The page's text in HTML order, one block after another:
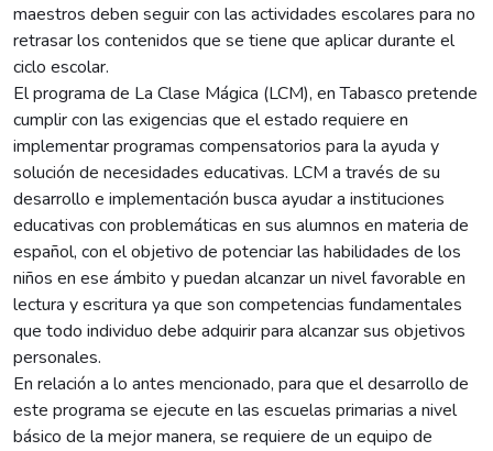
maestros deben seguir con las actividades escolares para no
retrasar los contenidos que se tiene que aplicar durante el
ciclo escolar.
El programa de La Clase Mágica (LCM), en Tabasco pretende
cumplir con las exigencias que el estado requiere en
implementar programas compensatorios para la ayuda y
solución de necesidades educativas. LCM a través de su
desarrollo e implementación busca ayudar a instituciones
educativas con problemáticas en sus alumnos en materia de
español, con el objetivo de potenciar las habilidades de los
niños en ese ámbito y puedan alcanzar un nivel favorable en
lectura y escritura ya que son competencias fundamentales
que todo individuo debe adquirir para alcanzar sus objetivos
personales.
En relación a lo antes mencionado, para que el desarrollo de
este programa se ejecute en las escuelas primarias a nivel
básico de la mejor manera, se requiere de un equipo de